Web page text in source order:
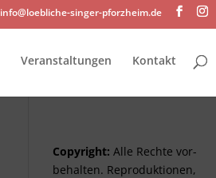
info@loebliche-singer-pforzheim.de
Veranstaltungen Kontakt
Copyright: Alle Rechte vor­
be­halt­en. Re­pro­duktionen,